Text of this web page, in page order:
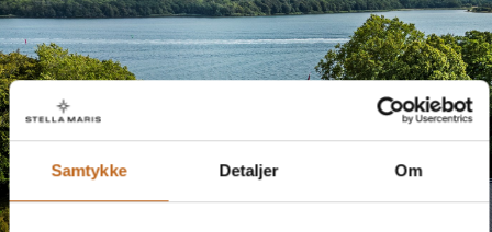
Samtykke Detaljer Om